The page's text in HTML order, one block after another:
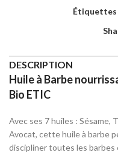
Étiquettes
DESCRIPTION
Huile à Barbe
Bio ETIC
Avec ses 7 huiles : Sésame,
Avocat, cette huile à barbe
discipliner toutes les barbes